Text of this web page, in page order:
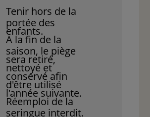
Tenir hors de la
portée des
enfants.
A la fin de la
saison, le piège
sera retiré,
nettoyé et
conservé afin
d'être utilisé
l'année suivante.
Réemploi de la
seringue interdit.